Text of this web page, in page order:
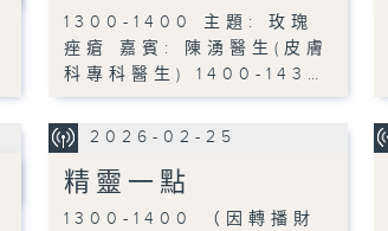
1300-1400 主題: 玫瑰
痤瘡 嘉賓: 陳湧醫生(皮膚
科專科醫生) 1400-143…
2026-02-25
精靈一點
1300-1400 （因轉播財